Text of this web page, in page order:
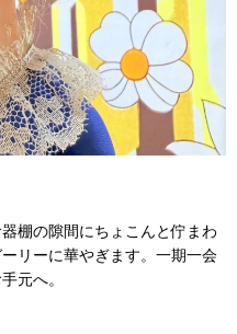
棚の隙間にちょこんと佇まわ
リーに華やぎます。一期一会
元へ。